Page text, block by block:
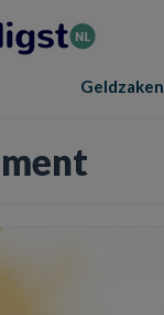
Geldzaken